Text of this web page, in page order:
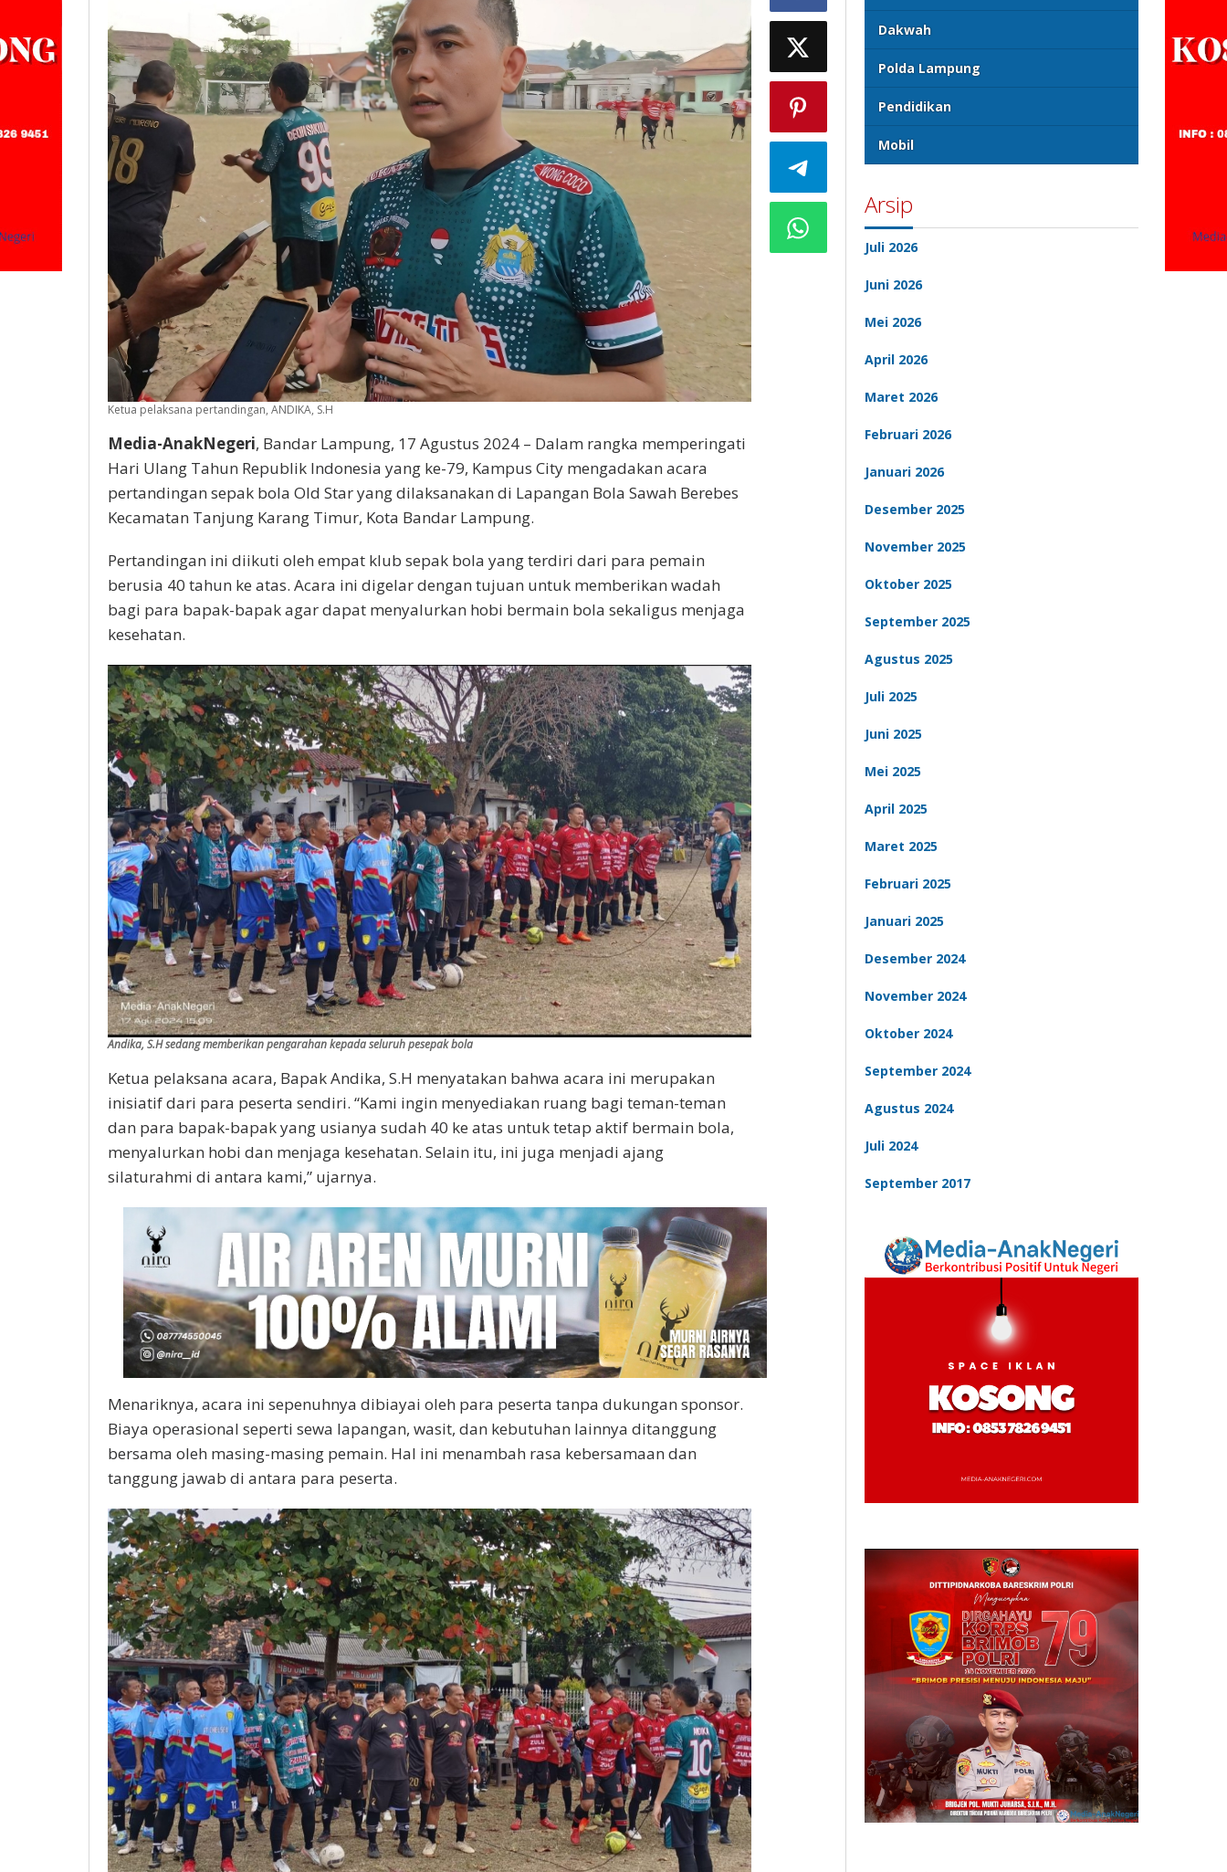
Ketua pelaksana pertandingan, ANDIKA, S.H
Media-AnakNegeri, Bandar Lampung, 17 Agustus 2024 – Dalam rangka memperingati
Hari Ulang Tahun Republik Indonesia yang ke-79, Kampus City mengadakan acara
pertandingan sepak bola Old Star yang dilaksanakan di Lapangan Bola Sawah Berebes
Kecamatan Tanjung Karang Timur, Kota Bandar Lampung.
Pertandingan ini diikuti oleh empat klub sepak bola yang terdiri dari para pemain
berusia 40 tahun ke atas. Acara ini digelar dengan tujuan untuk memberikan wadah
bagi para bapak-bapak agar dapat menyalurkan hobi bermain bola sekaligus menjaga
kesehatan.
Andika, S.H sedang memberikan pengarahan kepada seluruh pesepak bola
Ketua pelaksana acara, Bapak Andika, S.H menyatakan bahwa acara ini merupakan
inisiatif dari para peserta sendiri. “Kami ingin menyediakan ruang bagi teman-teman
dan para bapak-bapak yang usianya sudah 40 ke atas untuk tetap aktif bermain bola,
menyalurkan hobi dan menjaga kesehatan. Selain itu, ini juga menjadi ajang
silaturahmi di antara kami,” ujarnya.
Menariknya, acara ini sepenuhnya dibiayai oleh para peserta tanpa dukungan sponsor.
Biaya operasional seperti sewa lapangan, wasit, dan kebutuhan lainnya ditanggung
bersama oleh masing-masing pemain. Hal ini menambah rasa kebersamaan dan
tanggung jawab di antara para peserta.
Dakwah
Polda Lampung
Pendidikan
Mobil
Arsip
Juli 2026
Juni 2026
Mei 2026
April 2026
Maret 2026
Februari 2026
Januari 2026
Desember 2025
November 2025
Oktober 2025
September 2025
Agustus 2025
Juli 2025
Juni 2025
Mei 2025
April 2025
Maret 2025
Februari 2025
Januari 2025
Desember 2024
November 2024
Oktober 2024
September 2024
Agustus 2024
Juli 2024
September 2017